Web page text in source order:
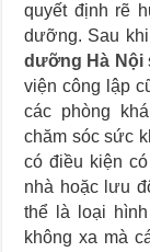
quyết định rẽ
dưỡng. Sau
dưỡng Hà Nội
viện công lập
các phòng
chăm sóc sức
có điều kiện
nhà hoặc lưu
thể là loại
không xa mà